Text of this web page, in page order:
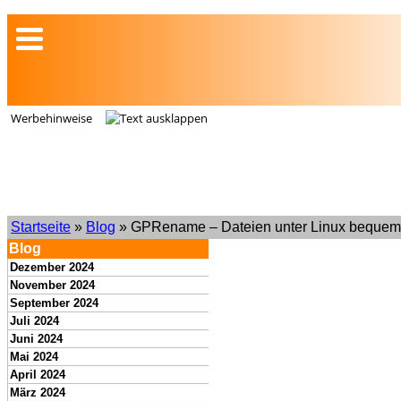
Werbehinweise
Startseite » Blog » GPRename – Dateien unter Linux
Blog
Dezember 2024
November 2024
September 2024
Juli 2024
Juni 2024
Mai 2024
April 2024
März 2024